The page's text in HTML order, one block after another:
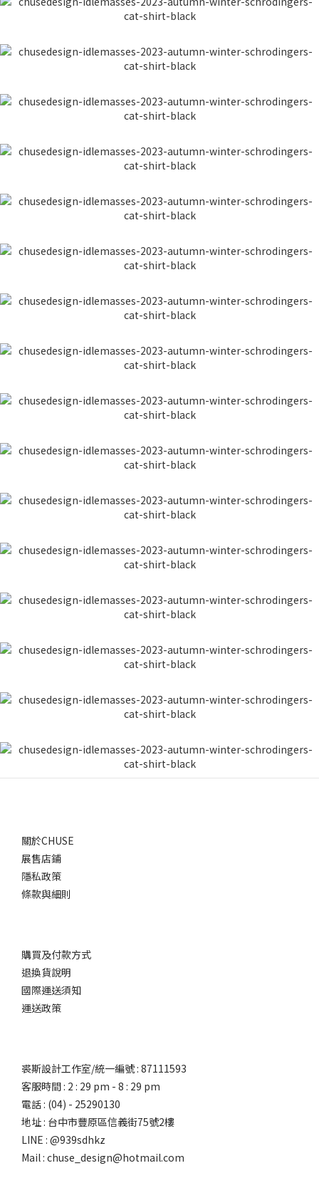
關於CHUSE
展售店鋪
隱私政策
條款與細則
購買及付款方式
退換貨說明
國際運送須知
運送政策
裘斯設計工作室/統一編號 : 87111593
客服時間 : 2 : 29 pm - 8 : 29 pm
電話 : (04) - 25290130
地址 : 台中市豐原區信義街75號2樓
LINE : @939sdhkz
Mail : chuse_design@hotmail.com